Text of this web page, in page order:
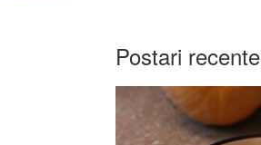
Postari recente